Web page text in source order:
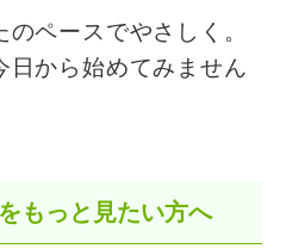
ペースでやさしく。
日から始めてみません
もっと見たい方へ